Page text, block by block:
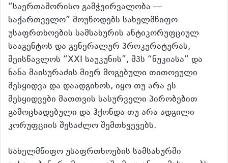
“საერთაშორისო გამჭვირვალობა —
საქართველო” მოუწოდებს სახელმწიფო
უსაფრთხოების სამსახურის ანტიკორუფციულ
სააგენტოს და გენერალურ პროკურატურას,
შეისწავლოს “XXI საუკუნის”, შპს “ნუკიასა” და
ნანა მაისურაძის მიერ მოგებული თითოეული
შესყიდვა და დაადგინოს, იყო თუ არა ეს
შესყიდვები მათთვის სასურველი პირობებით
გამოცხადებული და ჰქონდა თუ არა ადგილი
კორუფციის შესაძლო შემთხვევებს.
სახელმწიფო უსაფრთხოების სამსახურში